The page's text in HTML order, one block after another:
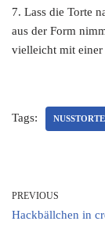
7. Lass die Torte
aus der Form
vielleicht mit einer
Tags: NUSSTORTE
PREVIOUS
Hackbällchen in